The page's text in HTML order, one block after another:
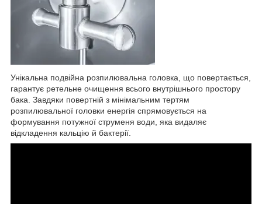
Унікальна подвійна розпилювальна головка, що повертається,
гарантує ретельне очищення всього внутрішнього простору
бака. Завдяки повертній з мінімальним тертям
розпилювальної головки енергія спрямовується на
формування потужної струменя води, яка видаляє
відкладення кальцію й бактерії.